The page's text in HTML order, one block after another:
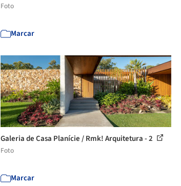
Foto
Marcar
Galeria de Casa Planície / Rmk! Arquitetura - 2
Foto
Marcar